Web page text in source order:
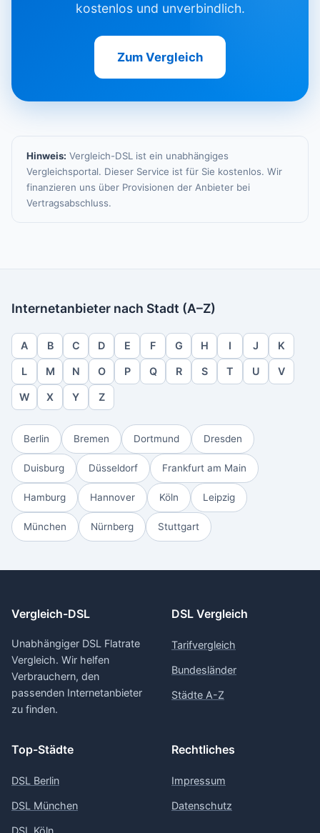
kostenlos und unverbindlich.
Zum Vergleich
Hinweis: Vergleich-DSL ist ein unabhängiges
Vergleichsportal. Dieser Service ist für Sie kostenlos. Wir
finanzieren uns über Provisionen der Anbieter bei
Vertragsabschluss.
Internetanbieter nach Stadt (A–Z)
A B C D E F G H I J K
L M N O P Q R S T U V
W X Y Z
Berlin Bremen Dortmund Dresden
Duisburg Düsseldorf Frankfurt am Main
Hamburg Hannover Köln Leipzig
München Nürnberg Stuttgart
Vergleich-DSL
Unabhängiger DSL Flatrate
Vergleich. Wir helfen
Verbrauchern, den
passenden Internetanbieter
zu finden.
DSL Vergleich
Tarifvergleich
Bundesländer
Städte A-Z
Top-Städte
DSL Berlin
DSL München
Rechtliches
Impressum
Datenschutz